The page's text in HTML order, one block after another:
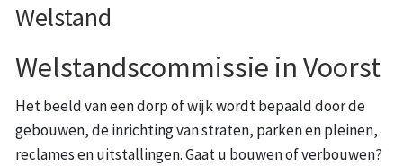
Welstand
Welstandscommissie in Voorst
Het beeld van een dorp of wijk wordt bepaald door de
gebouwen, de inrichting van straten, parken en pleinen,
reclames en uitstallingen. Gaat u bouwen of verbouwen?